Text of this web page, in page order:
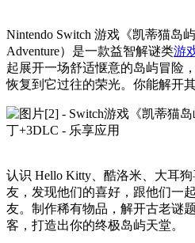
Nintendo Switch 游戏《凯蒂猫岛
Adventure）是一款益智解谜类游
起展开一场舒适惬意的岛屿冒险
恢复到它过往的荣光。你能解开
认识 Hello Kitty、酷洛米、大耳
友，发现他们的喜好，跟他们一
友。制作稀有物品，解开古老谜
客，打造出你的终极岛屿天堂。